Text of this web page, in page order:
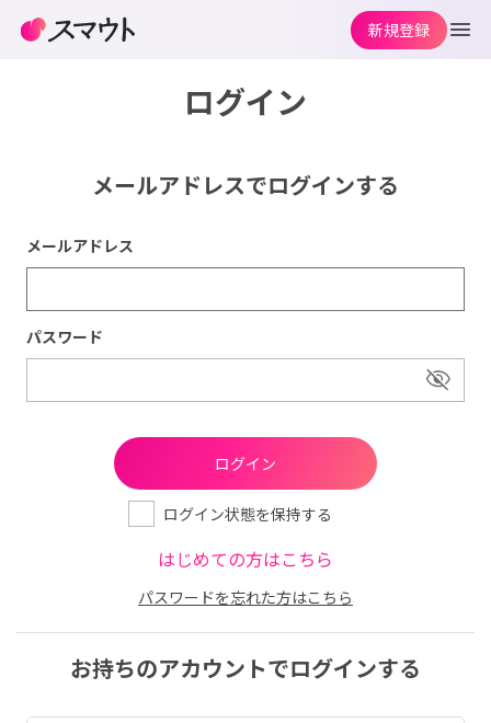
ログイン
メールアドレスでログインする
メールアドレス
パスワード
ログイン状態を保持する
はじめての方はこちら
パスワードを忘れた方はこちら
お持ちのアカウントでログインする
新規登録